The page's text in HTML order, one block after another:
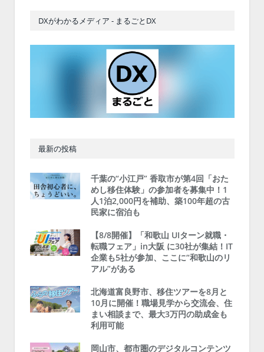
DXがわかるメディア - まるごとDX
最新の投稿
千葉の“小江戸” 香取市が第4回「おた
めし移住体験」の参加者を募集中！1
人1泊2,000円を補助、築100年超の古
民家に宿泊も
【8/8開催】「和歌山 UIターン就職・
転職フェア」in大阪 に30社が集結！IT
企業も5社が参加、ここに“和歌山のリ
アル”がある
北海道富良野市、移住ツアーを8月と
10月に開催！職場見学から交流会、住
まい相談まで、最大3万円の助成金も
利用可能
岡山市、都市圏のデジタルコンテンツ